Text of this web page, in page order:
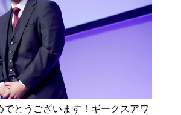
でとうございます！ギークスアワ